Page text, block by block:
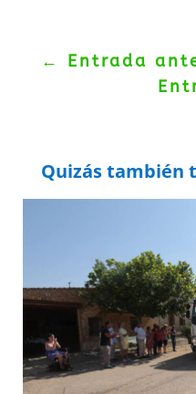
← Entrada
Quizás también